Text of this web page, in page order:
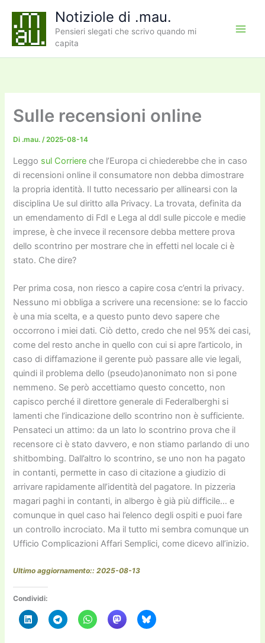
contenuto
Notiziole di .mau.
Pensieri slegati che scrivo quando mi
capita
Sulle recensioni online
Di .mau./2025-08-14
Leggo sul Corriere che l’Europa ci chiederebbe che in caso
di recensioni online il consumatore non debba dimostrare
la propria identità. Il tutto necessario per allinearsi con la
disciplina Ue sul diritto alla Privacy. La trovata, definita da
un emendamento di FdI e Lega al ddl sulle piccole e medie
imprese, è che invece il recensore debba mettere prova
dello scontrino per mostrare che in effetti nel locale ci è
stato. Che dire?
Per prima cosa, non riesco a capire cosa c’entri la privacy.
Nessuno mi obbliga a scrivere una recensione: se lo faccio
è una mia scelta, e a questo punto devo sapere che
occorrono i miei dati. Ciò detto, credo che nel 95% dei casi,
come del resto anche in quello con cui si apre l’articolo, in
caso di diffamazione il gerente può passare alle vie legali,
quindi il problema dello (pseudo)anonimato non si pone
nemmeno. Se però accettiamo questo concetto, non
capisco perché il direttore generale di Federalberghi si
lamenti che l’indicazione dello scontrino non è sufficiente.
Pensateci un attimo: da un lato lo scontrino prova che il
recensore ci è stato davvero, e non stiamo parlando di uno
shitbombing. Dall’altro lo scontrino, se uno non ha pagato
in contanti, permette in caso di citazione a giudizio di
arrivare rapidamente all’identità del pagatore. In pizzeria
magari paghi in contanti, in albergo è già più difficile… e
comunque in quel caso hai l’elenco degli ospiti e puoi fare
un controllo incrociato. Ma il tutto mi sembra comunque un
Ufficio Complicazioni Affari Semplici, come dicevo all’inizio.
Ultimo aggiornamento:: 2025-08-13
Condividi: